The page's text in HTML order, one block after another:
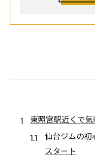
東照宮駅近くで
仙台ジムの
スタート